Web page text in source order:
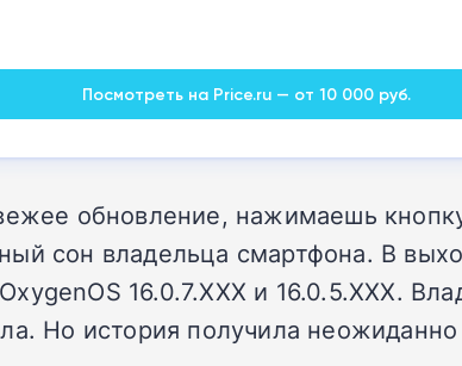
Посмотреть на Price.ru — от 10 000 руб.
обновление, нажимаешь
сон владельца смартфона. В
16.0.7.XXX и 16.0.5.XXX.
Но история получила